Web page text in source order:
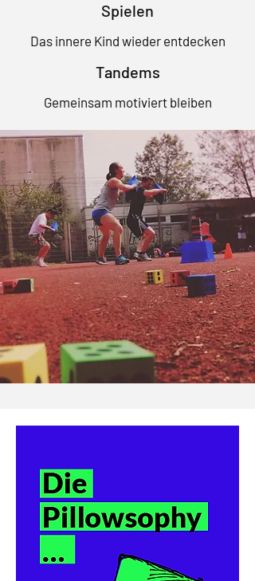
Spielen
Das innere Kind wieder entdecken
Tandems
Gemeinsam motiviert bleiben